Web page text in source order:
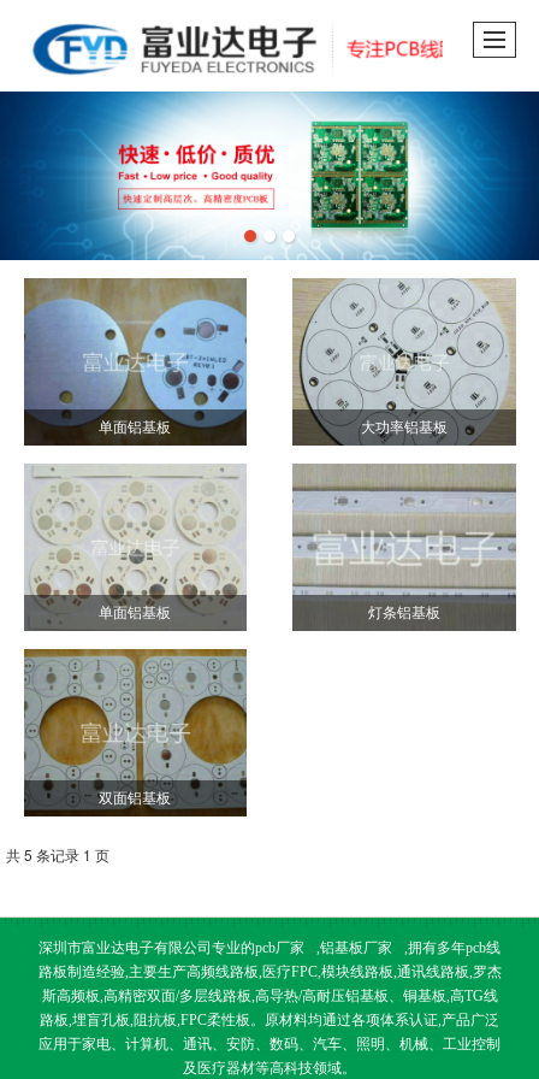
单面铝基板 大功率铝基板
单面铝基板 灯条铝基板
双面铝基板
共 5 条记录 1 页
深圳市富业达电子有限公司专业的pcb厂家 ,铝基板厂家
,拥有多年pcb线
路板制造经验,主要生产高频线路板,医疗FPC,模块线路板,通讯线路板,罗杰
斯高频板,高精密双面/多层线路板,高导热/高耐压铝基板、铜基板,高TG线
路板,埋盲孔板,阻抗板,FPC柔性板。原材料均通过各项体系认证,产品广泛
应用于家电、计算机、通讯、安防、数码、汽车、照明、机械、工业控制
及医疗器材等高科技领域。